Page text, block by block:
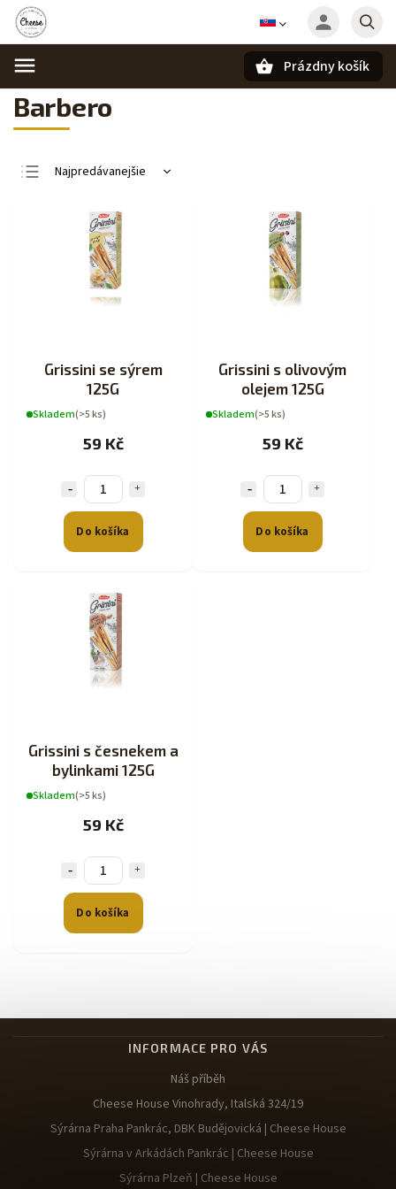
Prázdny košík
Barbero
Najpredávanejšie
Najdrahšie
Abecedne
Grissini se sýrem
125G
Skladem(>5 ks)
59 Kč
Do košíka
Grissini s olivovým
olejem 125G
Skladem(>5 ks)
59 Kč
Do košíka
Grissini s česnekem a
bylinkami 125G
Skladem(>5 ks)
59 Kč
Do košíka
INFORMACE PRO VÁS
Náš příběh
Cheese House Vinohrady, Italská 324/19
Sýrárna Praha Pankrác, DBK Budějovická | Cheese House
Sýrárna v Arkádách Pankrác | Cheese House
Sýrárna Plzeň | Cheese House